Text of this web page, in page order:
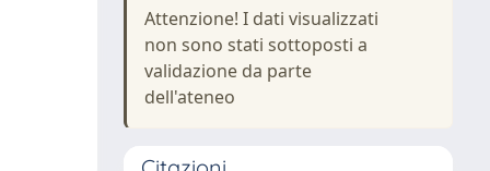
Attenzione! I dati visualizzati
non sono stati sottoposti a
validazione da parte
dell'ateneo